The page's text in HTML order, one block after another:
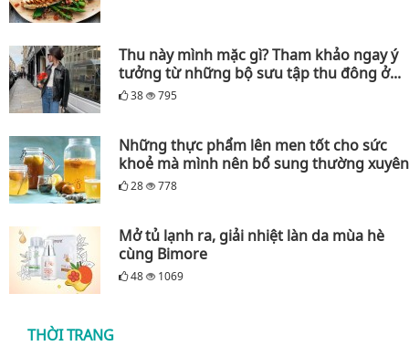
Thu này mình mặc gì? Tham khảo ngay ý
tưởng từ những bộ sưu tập thu đông ở...
38 795
Những thực phẩm lên men tốt cho sức
khoẻ mà mình nên bổ sung thường xuyên
28 778
Mở tủ lạnh ra, giải nhiệt làn da mùa hè
cùng Bimore
48 1069
THỜI TRANG